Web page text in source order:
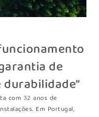
de
com 32 anos de
Em Portugal,